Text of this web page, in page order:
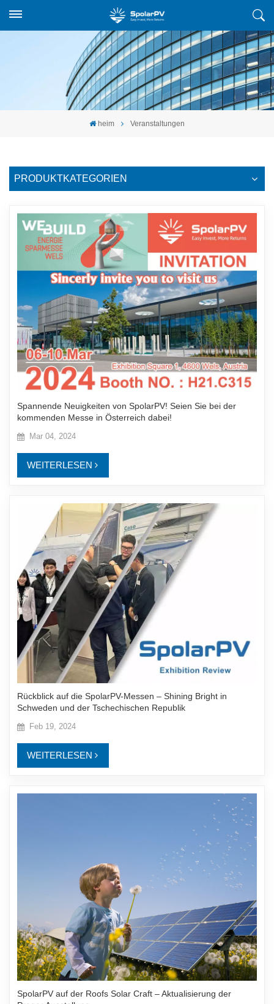
heim Veranstaltungen
PRODUKTKATEGORIEN
Spannende Neuigkeiten von SpolarPV! Seien Sie bei der
kommenden Messe in Österreich dabei!
Mar 04, 2024
WEITERLESEN
Rückblick auf die SpolarPV-Messen – Shining Bright in
Schweden und der Tschechischen Republik
Feb 19, 2024
WEITERLESEN
SpolarPV auf der Roofs Solar Craft – Aktualisierung der